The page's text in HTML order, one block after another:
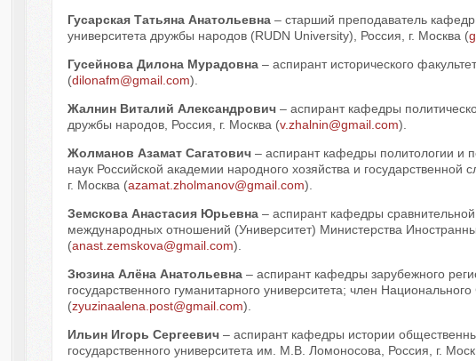
Гусарская Татьяна Анатольевна – старший преподаватель
университета дружбы народов (RUDN University), Россия, г. Москва (
Гусейнова Дилона Мурадовна – аспирант исторического
(dilonafm@gmail.com).
Жалнин Виталий Александрович – аспирант кафедры
дружбы народов, Россия, г. Москва (v.zhalnin@gmail.com).
Жолманов Азамат Сагатович – аспирант кафедры политологии и
наук Российской академии народного хозяйства и
г. Москва (azamat.zholmanov@gmail.com).
Земскова Анастасия Юрьевна – аспирант кафедры сравнительной
международных отношений (Университет) Министерства
(anast.zemskova@gmail.com).
Зюзина Алёна Анатольевна – аспирант кафедры зарубежного
государственного гуманитарного университета; член
(zyuzinaalena.post@gmail.com).
Ильин Игорь Сергеевич – аспирант кафедры истории
государственного университета им. М.В. Ломоносова, Россия, г.